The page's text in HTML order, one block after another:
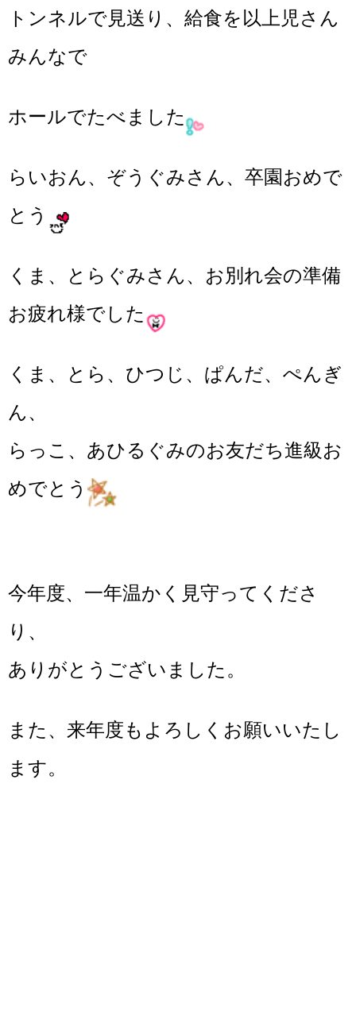
トンネルで見送り、給食を以上児さん
みんなで
ホールでたべました
らいおん、ぞうぐみさん、卒園おめで
とう
くま、とらぐみさん、お別れ会の準備
お疲れ様でした
くま、とら、ひつじ、ぱんだ、ぺんぎ
ん、
らっこ、あひるぐみのお友だち進級お
めでとう
今年度、一年温かく見守ってくださ
り、
ありがとうございました。
また、来年度もよろしくお願いいたし
ます。